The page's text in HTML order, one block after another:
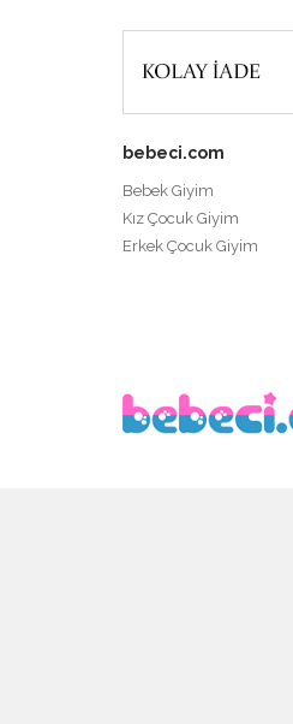
bebeci.com
Bebek Giyim
Kız Çocuk Giyim
Erkek Çocuk Giyim